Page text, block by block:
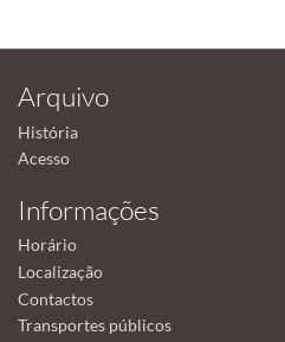
Arquivo
História
Acesso
Informações
Horário
Localização
Contactos
Transportes públicos